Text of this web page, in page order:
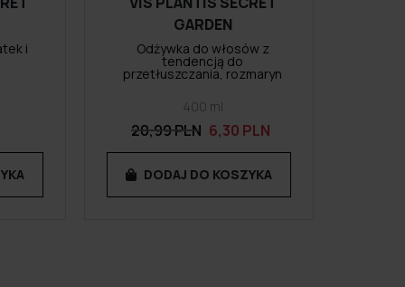
i
GARDEN
Odżywka do włosów z
tendencją do
przetłuszczania, rozmaryn
400 ml
20,99 PLN 6,30 PLN
DODAJ DO KOSZYKA